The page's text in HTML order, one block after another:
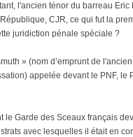
l'ancien ténor du barreau
CJR, ce qui fut la
juridiction pénale spéciale ?
» (nom d’emprunt de
appelée devant le PNF,
le Garde des Sceaux français
avec lesquelles il était en